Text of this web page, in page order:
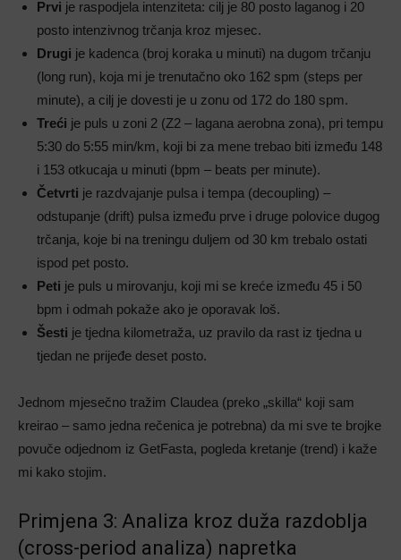
Prvi je raspodjela intenziteta: cilj je 80 posto laganog i 20
posto intenzivnog trčanja kroz mjesec.
Drugi je kadenca (broj koraka u minuti) na dugom trčanju
(long run), koja mi je trenutačno oko 162 spm (steps per
minute), a cilj je dovesti je u zonu od 172 do 180 spm.
Treći je puls u zoni 2 (Z2 – lagana aerobna zona), pri tempu
5:30 do 5:55 min/km, koji bi za mene trebao biti između 148
i 153 otkucaja u minuti (bpm – beats per minute).
Četvrti je razdvajanje pulsa i tempa (decoupling) –
odstupanje (drift) pulsa između prve i druge polovice dugog
trčanja, koje bi na treningu duljem od 30 km trebalo ostati
ispod pet posto.
Peti je puls u mirovanju, koji mi se kreće između 45 i 50
bpm i odmah pokaže ako je oporavak loš.
Šesti je tjedna kilometraža, uz pravilo da rast iz tjedna u
tjedan ne prijeđe deset posto.
Jednom mjesečno tražim Claudea (preko „skilla“ koji sam
kreirao – samo jedna rečenica je potrebna) da mi sve te brojke
povuče odjednom iz GetFasta, pogleda kretanje (trend) i kaže
mi kako stojim.
Primjena 3: Analiza kroz duža razdoblja
(cross-period analiza) napretka